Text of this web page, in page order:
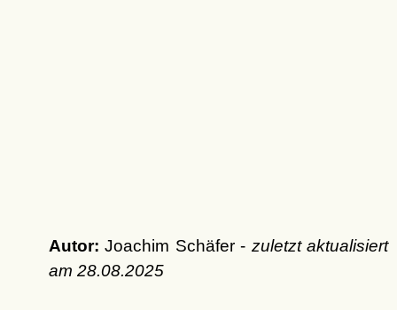
Autor: Joachim Schäfer - zuletzt aktualisiert
am 28.08.2025